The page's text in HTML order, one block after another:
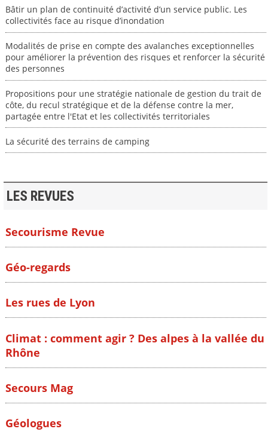
Bâtir un plan de continuité d’activité d’un service public. Les
collectivités face au risque d’inondation
Modalités de prise en compte des avalanches exceptionnelles
pour améliorer la prévention des risques et renforcer la sécurité
des personnes
Propositions pour une stratégie nationale de gestion du trait de
côte, du recul stratégique et de la défense contre la mer,
partagée entre l'Etat et les collectivités territoriales
La sécurité des terrains de camping
LES REVUES
Secourisme Revue
Géo-regards
Les rues de Lyon
Climat : comment agir ? Des alpes à la vallée du
Rhône
Secours Mag
Géologues